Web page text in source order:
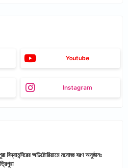
Youtube
Instagram
বিদ্যামন্দিরের অডিটোরিয়ামে মনোজ্ঞ বরণ অনুষ্ঠানঃ